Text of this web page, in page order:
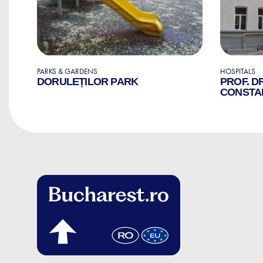
PARKS & GARDENS
DORULEȚILOR PARK
HOSPITALS
PROF.